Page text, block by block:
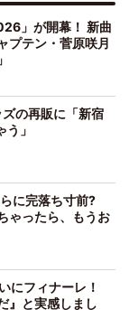
」が開幕！ 新曲
プテン・菅原咲月
の再販に「新宿
」
に完落ち寸前?
ゃったら、もうお
にフィナーレ！
』と実感しまし